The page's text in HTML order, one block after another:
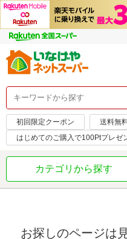
初回限定クーポン 送料無
はじめてのご購入で100Ptプレゼ
カテゴリから探す
お探しのページは